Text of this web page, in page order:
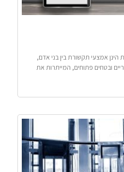
הינן אמצעי תקשורת בין בני אדם,
ובטחים פתוחים, המייתרות את